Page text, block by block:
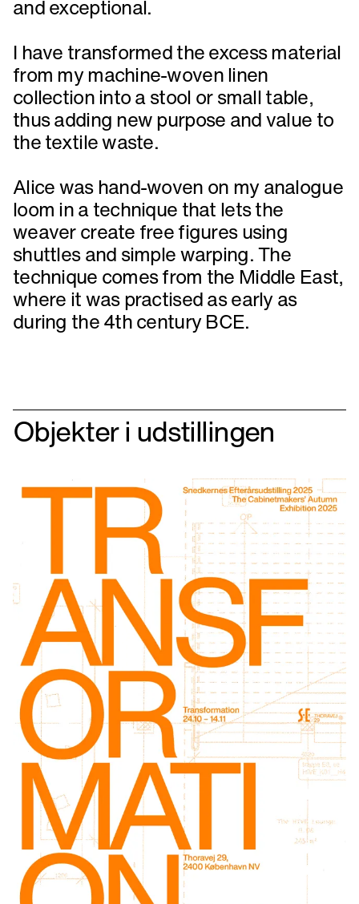
and exceptional.
I have transformed the excess material
from my machine-woven linen
collection into a stool or small table,
thus adding new purpose and value to
the textile waste.
Alice was hand-woven on my analogue
loom in a technique that lets the
weaver create free figures using
shuttles and simple warping. The
technique comes from the Middle East,
where it was practised as early as
during the 4th century BCE.
Objekter i udstillingen